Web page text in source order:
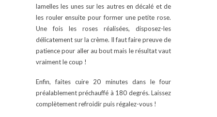
lamelles les unes sur les autres en décalé et de
les rouler ensuite pour former une petite rose.
Une fois les roses réalisées, disposez-les
délicatement sur la crème. Il faut faire preuve de
patience pour aller au bout mais le résultat vaut
vraiment le coup !
Enfin, faites cuire 20 minutes dans le four
préalablement préchauffé à 180 degrés. Laissez
complètement refroidir puis régalez-vous !